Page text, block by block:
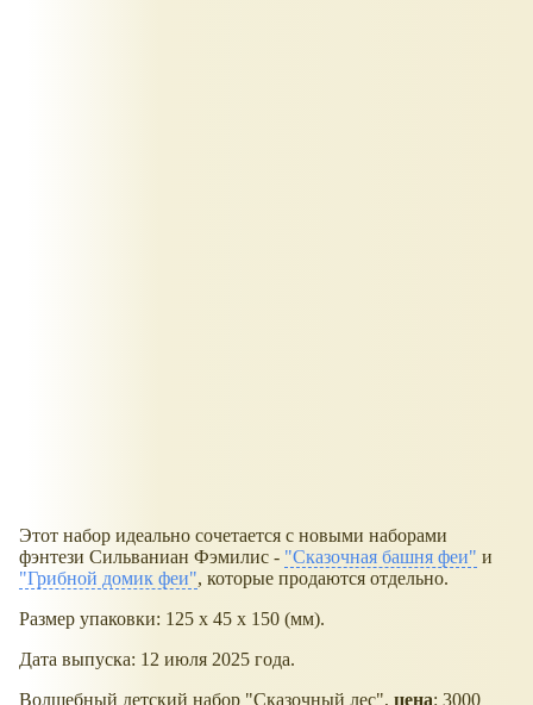
Этот набор идеально сочетается с новыми наборами
фэнтези Сильваниан Фэмилис - "Сказочная башня феи" и
"Грибной домик феи", которые продаются отдельно.
Размер упаковки: 125 x 45 x 150 (мм).
Дата выпуска: 12 июля 2025 года.
Волшебный детский набор "Сказочный лес", цена: 3000